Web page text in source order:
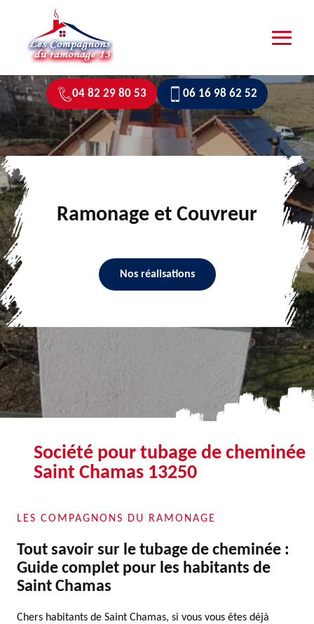
04 82 29 80 53 06 16 98 62 52
Ramonage et Couvreur
Nos réalisations
Société pour tubage de cheminée
Saint Chamas 13250
LES COMPAGNONS DU RAMONAGE
Tout savoir sur le tubage de cheminée :
Guide complet pour les habitants de
Saint Chamas
Chers habitants de Saint Chamas, si vous vous êtes déjà